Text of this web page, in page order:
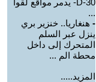
D-30- يدمر مواقع لقوا
...
- هنغاريا.. خنزير بري
ينزل عبر السلم
المتحرك إلى داخل
محطة الم ...
المزيد.....